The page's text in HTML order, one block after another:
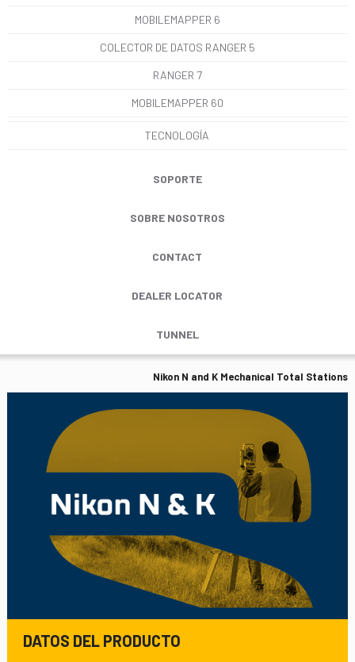
MOBILEMAPPER 6
COLECTOR DE DATOS RANGER 5
RANGER 7
MOBILEMAPPER 60
TECNOLOGÍA
SOPORTE
SOBRE NOSOTROS
CONTACT
DEALER LOCATOR
TUNNEL
Nikon N and K Mechanical Total Stations
DATOS DEL PRODUCTO